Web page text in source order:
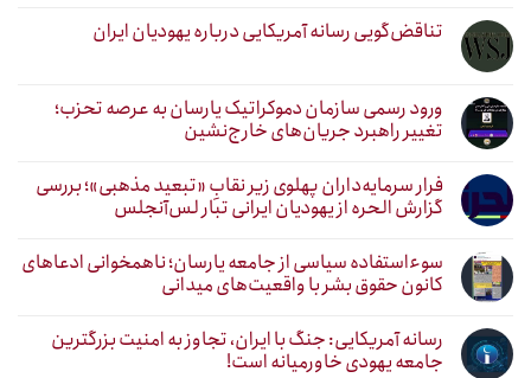
تناقض‌گویی رسانه آمریکایی درباره یهودیان ایران
ورود رسمی سازمان دموکراتیک یارسان به عرصه تحزب؛
تغییر راهبرد جریان‌های خارج‌نشین
فرار سرمایه‌داران پهلوی زیر نقابِ «تبعید مذهبی»؛ بررسی
گزارش الحره از یهودیان ایرانی تبار لس‌آنجلس
سوءاستفاده سیاسی از جامعه یارسان؛ ناهمخوانی ادعاهای
کانون حقوق بشر با واقعیت‌های میدانی
رسانه آمریکایی: جنگ با ایران، تجاوز به امنیت بزرگترین
جامعه یهودی خاورمیانه است!